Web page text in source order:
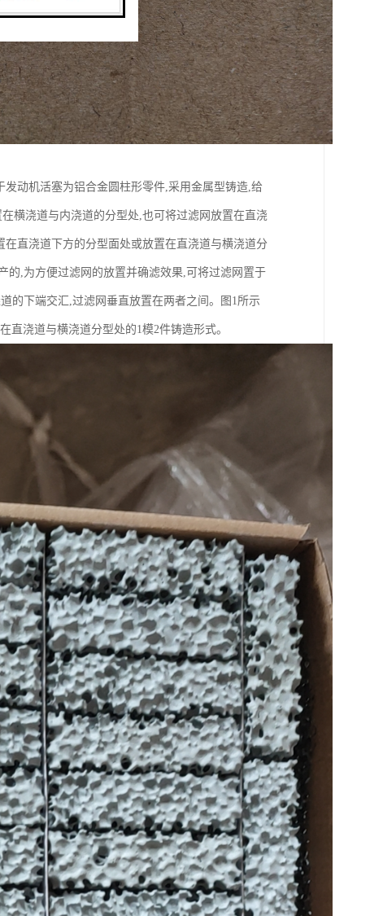
动机活塞为铝合金圆柱形零件,采用金属型铸造,给
横浇道与内浇道的分型处,也可将过滤网放置在直浇
直浇道下方的分型面处或放置在直浇道与横浇道分
的,为方便过滤网的放置并确滤效果,可将过滤网置于
的下端交汇,过滤网垂直放置在两者之间。图1所示
浇道与横浇道分型处的1模2件铸造形式。